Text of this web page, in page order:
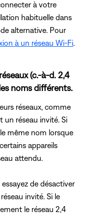
à votre
habituelle dans
alternative. Pour
à un réseau Wi-Fi.
(c.-à-d. 2,4
noms différents.
réseaux, comme
un réseau invité. Si
même nom lorsque
appareils
attendu.
de désactiver
invité. Si le
le réseau 2,4